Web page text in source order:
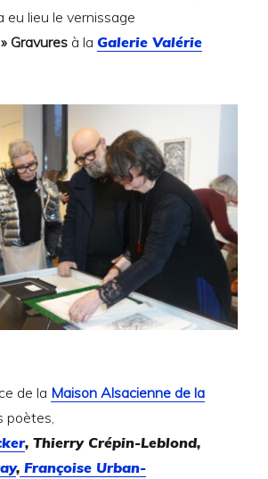
eu lieu le vernissage
Gravures à laGalerie Valérie
de la Maison Alsacienne de la
poètes,
, Thierry Crépin-Leblond,
, Françoise Urban-